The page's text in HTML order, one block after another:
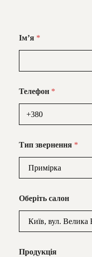
Імʼя *
Телефон *
Тип звернення *
Оберіть салон
Продукція